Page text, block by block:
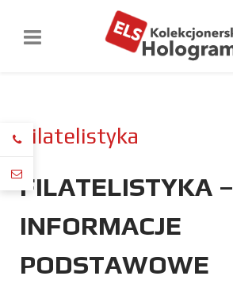
Filatelistyka
FILATELISTYKA –
INFORMACJE
PODSTAWOWE